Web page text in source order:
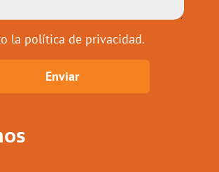
la política de privacidad.